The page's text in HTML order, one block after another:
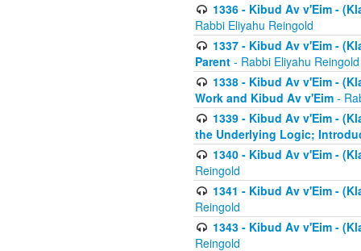
1336 - Kibud Av v'Eim -
Rabbi Eliyahu Reingold
1337 - Kibud Av v'Eim -
Parent - Rabbi Eliyahu Reingold
1338 - Kibud Av v'Eim -
Work and Kibud Av v'Eim -
1339 - Kibud Av v'Eim -
the Underlying Logic;
1340 - Kibud Av v'Eim -
Reingold
1341 - Kibud Av v'Eim -
Reingold
1343 - Kibud Av v'Eim -
Reingold